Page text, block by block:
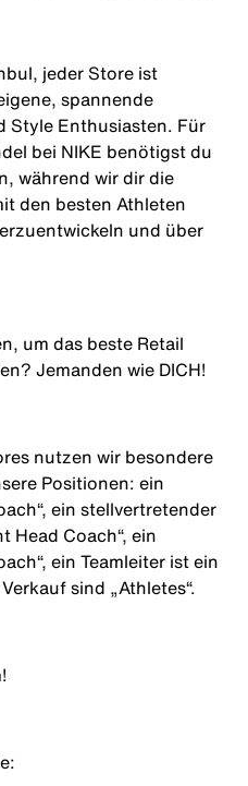
jeder Store ist
spannende
Style Enthusiasten. Für
bei NIKE benötigst du
während wir dir die
den besten Athleten
und über
um das beste Retail
Jemanden wie DICH!
nutzen wir besondere
Positionen: ein
ein stellvertretender
Head Coach“, ein
ein Teamleiter ist ein
sind „Athletes“.
: